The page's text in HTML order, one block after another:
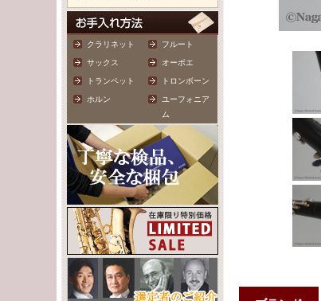
クラリネット フルート
サックス オーボエ
トランペット トロンボーン
ホルン
ユーフォニア
ム